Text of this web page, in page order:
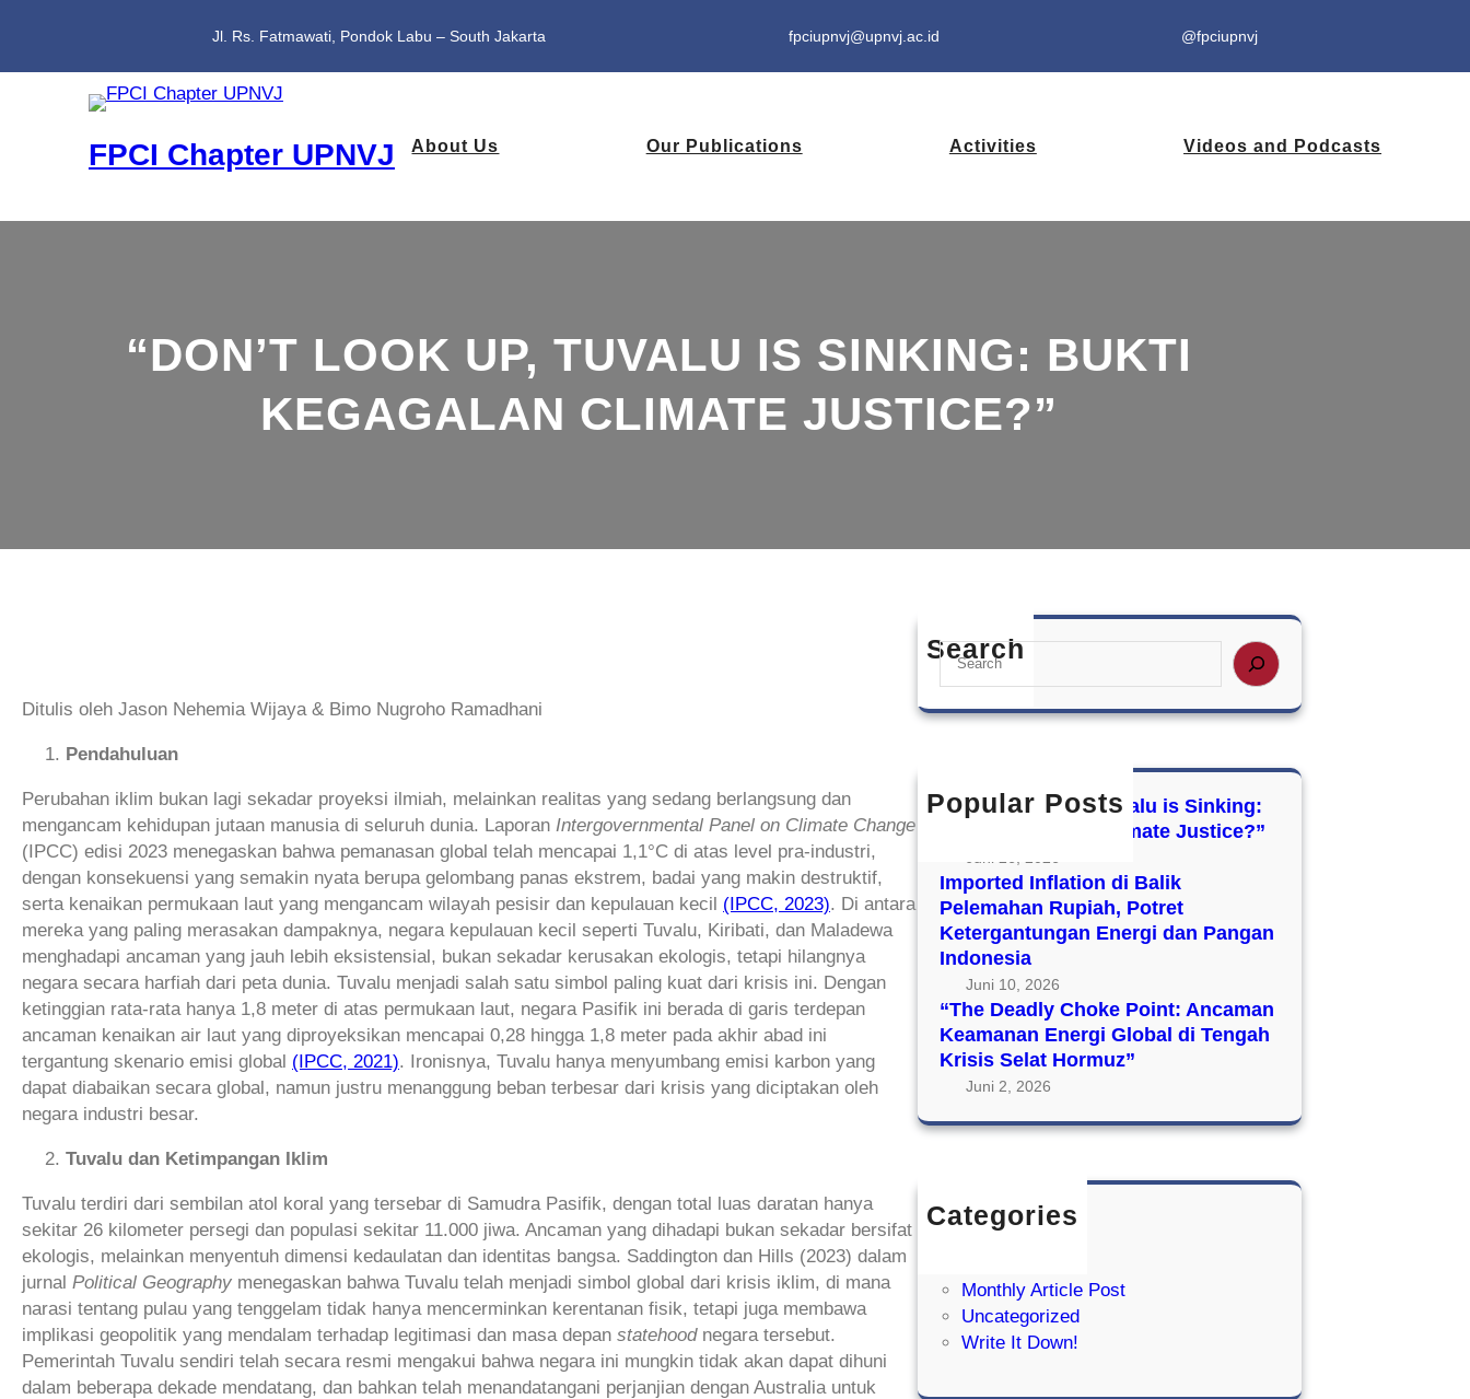
Jl. Rs. Fatmawati, Pondok Labu – South Jakarta fpciupnvj@upnvj.ac.id @fpciupnvj
FPCI Chapter UPNVJ About Us Our Publications Activities Videos and Podcasts
“DON’T LOOK UP, TUVALU IS SINKING: BUKTI
KEGAGALAN CLIMATE JUSTICE?”
Ditulis oleh Jason Nehemia Wijaya & Bimo Nugroho Ramadhani
Pendahuluan
Perubahan iklim bukan lagi sekadar proyeksi ilmiah, melainkan realitas yang sedang berlangsung dan
mengancam kehidupan jutaan manusia di seluruh dunia. Laporan Intergovernmental Panel on Climate Change
(IPCC) edisi 2023 menegaskan bahwa pemanasan global telah mencapai 1,1°C di atas level pra-industri,
dengan konsekuensi yang semakin nyata berupa gelombang panas ekstrem, badai yang makin destruktif,
serta kenaikan permukaan laut yang mengancam wilayah pesisir dan kepulauan kecil (IPCC, 2023). Di antara
mereka yang paling merasakan dampaknya, negara kepulauan kecil seperti Tuvalu, Kiribati, dan Maladewa
menghadapi ancaman yang jauh lebih eksistensial, bukan sekadar kerusakan ekologis, tetapi hilangnya
negara secara harfiah dari peta dunia. Tuvalu menjadi salah satu simbol paling kuat dari krisis ini. Dengan
ketinggian rata-rata hanya 1,8 meter di atas permukaan laut, negara Pasifik ini berada di garis terdepan
ancaman kenaikan air laut yang diproyeksikan mencapai 0,28 hingga 1,8 meter pada akhir abad ini
tergantung skenario emisi global (IPCC, 2021). Ironisnya, Tuvalu hanya menyumbang emisi karbon yang
dapat diabaikan secara global, namun justru menanggung beban terbesar dari krisis yang diciptakan oleh
negara industri besar.
Tuvalu dan Ketimpangan Iklim
Tuvalu terdiri dari sembilan atol koral yang tersebar di Samudra Pasifik, dengan total luas daratan hanya
sekitar 26 kilometer persegi dan populasi sekitar 11.000 jiwa. Ancaman yang dihadapi bukan sekadar bersifat
ekologis, melainkan menyentuh dimensi kedaulatan dan identitas bangsa. Saddington dan Hills (2023) dalam
jurnal Political Geography menegaskan bahwa Tuvalu telah menjadi simbol global dari krisis iklim, di mana
narasi tentang pulau yang tenggelam tidak hanya mencerminkan kerentanan fisik, tetapi juga membawa
implikasi geopolitik yang mendalam terhadap legitimasi dan masa depan statehoodnegara tersebut.
Pemerintah Tuvalu sendiri telah secara resmi mengakui bahwa negara ini mungkin tidak akan dapat dihuni
dalam beberapa dekade mendatang, dan bahkan telah menandatangani perjanjian dengan Australia untuk
Search
S
a
Popular Posts
“Don’t Look Up, Tuvalu is Sinking:
Bukti Kegagalan Climate Justice?”
Imported Inflation di Balik
Pelemahan Rupiah, Potret
Ketergantungan Energi dan Pangan
Indonesia
Juni 10, 2026
“The Deadly Choke Point: Ancaman
Keamanan Energi Global di Tengah
Krisis Selat Hormuz”
Juni 2, 2026
Categories
Brief it Down
Monthly Article Post
Uncategorized
Write It Down!